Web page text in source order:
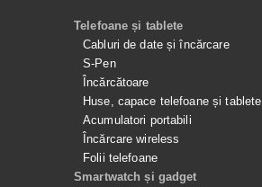
Telefoane și tablete
Cabluri de date și încărcare
S-Pen
Încărcătoare
Huse, capace telefoane și tablete
Acumulatori portabili
Încărcare wireless
Folii telefoane
Smartwatch și gadget